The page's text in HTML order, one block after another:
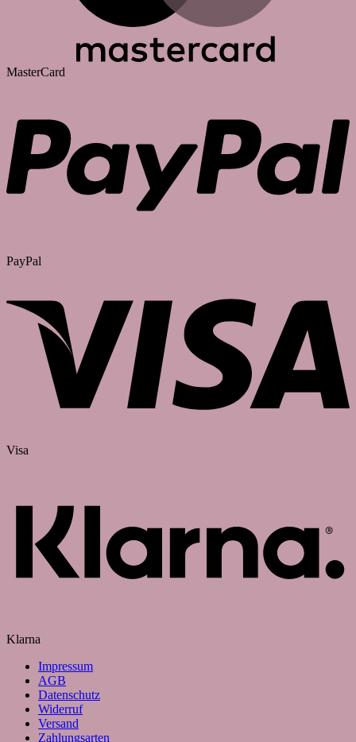
MasterCard
PayPal
Visa
Klarna
Impressum
AGB
Datenschutz
Widerruf
Versand
Zahlungsarten